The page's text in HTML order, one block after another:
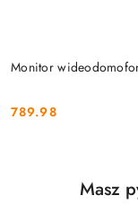
Monitor
Cena:
789.98
Masz